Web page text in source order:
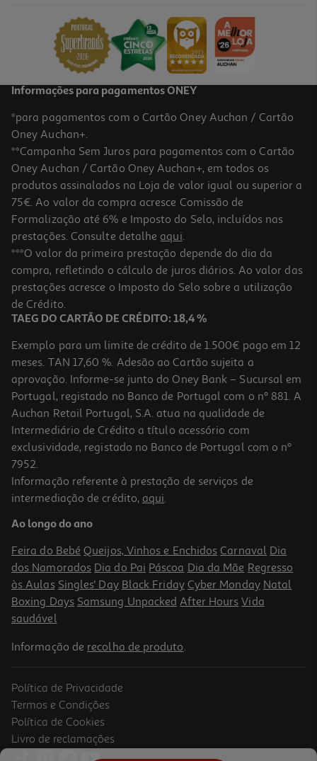
Informações para pagamentos ONEY
*para pagamentos com o Cartão Oney Auchan / Cartão
Oney Auchan+.
**Campanha Sem Juros para pagamentos com o Cartão
Oney Auchan / Cartão Oney Auchan+, em todos os
produtos assinalados na Loja de valor igual ou superior a
75€. Ao valor da compra acresce Comissão de
Formalização até 6% e Imposto do Selo, incluídos nas
prestações. Consulte detalhe aqui.
***O valor da primeira prestação depende do dia da
compra, refletindo o cálculo de juros diários. Ao valor das
prestações acresce o Imposto do Selo sobre a utilização
de Crédito.
TAEG DO CARTÃO DE CRÉDITO: 18,4 %
Exemplo para um limite de crédito de 1.500€ pago em 12
meses. TAN 17,60 %. Adesão ao Cartão sujeita a
aprovação. Informe-se junto do Oney Bank – Sucursal em
Portugal, registado no Banco de Portugal com o nº 881. A
Auchan Retail Portugal, S.A. atua na qualidade de
Intermediário de Crédito a título acessório com
exclusividade, registado no Banco de Portugal com o nº
7952.
Informação referente à prestação de serviços de
intermediação de crédito, aqui.
Ao longo do ano
Feira do Bebé Queijos, Vinhos e Enchidos Carnaval Dia
dos Namorados Dia do Pai Páscoa Dia da Mãe Regresso
às Aulas Singles' Day Black Friday Cyber Monday Natal
Boxing Days Samsung Unpacked After Hours Vida
saudável
Informação de recolha de produto.
Política de Privacidade
Termos e Condições
Política de Cookies
Livro de reclamações